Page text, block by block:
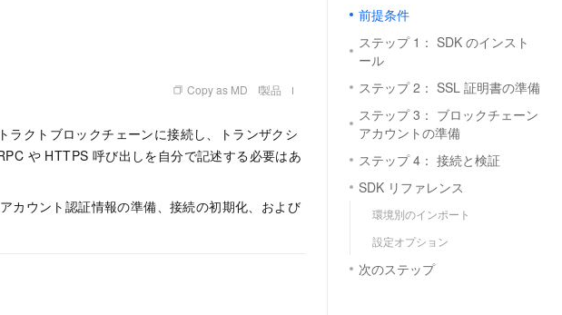
Copy as MD 製品
クトブロックチェーンに接続し、トランザクシ
や HTTPS 呼び出しを自分で記述する必要はあ
カウント認証情報の準備、接続の初期化、および
前提条件
ステップ 1： SDK のインスト
ール
ステップ 2： SSL 証明書の準備
ステップ 3： ブロックチェーン
アカウントの準備
ステップ 4： 接続と検証
SDK リファレンス
環境別のインポート
設定オプション
次のステップ